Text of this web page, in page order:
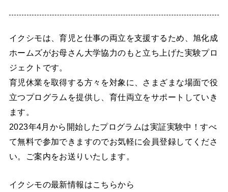
イクシモは、育児と仕事の両立を支援するため、旭化成
ホームズがお母さん大学協力のもと立ち上げた実験プロ
ジェクトです。
育児休業を取得する方々を対象に、さまざまな場面で役
立つプログラムを提供し、育仕両立をサポートしていき
ます。
2023年4月から開始したプログラムは実証実験中！すべ
て無料で参加できますのでお気軽に会員登録してくださ
い。ご案内をお送りいたします。
イクシモの最新情報はこちらから